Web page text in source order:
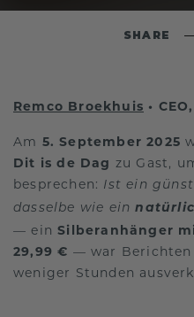
SHARE
Remco Broekhuis •
Am 5. September 2025
Dit is de Dag zu Gast,
besprechen: Ist ein
dasselbe wie ein
— einSilberanhänger
29,99 € — war
weniger Stunden